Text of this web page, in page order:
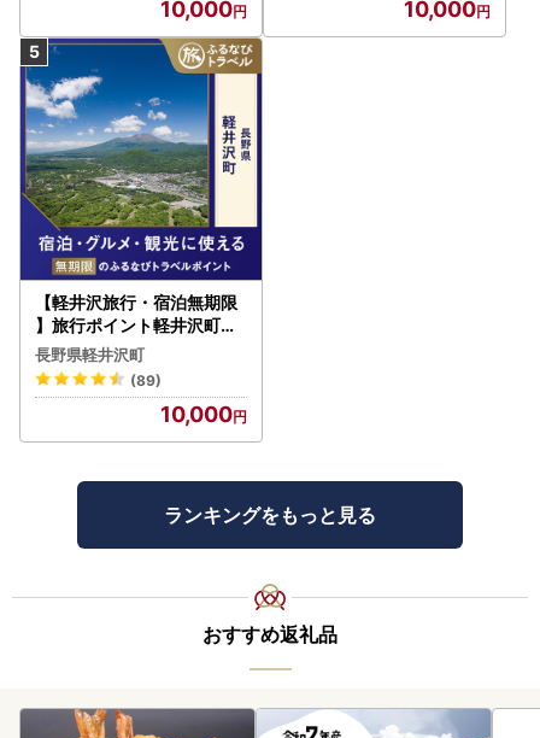
10,000 10,000
【軽井沢旅行・宿泊無期限
】旅行ポイント軽井沢町ふ
るなびトラベルポイント
長野県軽井沢町
(89)
10,000
ランキングをもっと見る
おすすめ返礼品